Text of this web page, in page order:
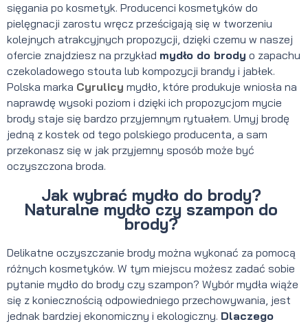
sięgania po kosmetyk. Producenci kosmetyków do
pielęgnacji zarostu wręcz prześcigają się w tworzeniu
kolejnych atrakcyjnych propozycji, dzięki czemu w naszej
ofercie znajdziesz na przykład mydło do brody o zapachu
czekoladowego stouta lub kompozycji brandy i jabłek.
Polska marka Cyrulicy mydło, które produkuje wniosła na
naprawdę wysoki poziom i dzięki ich propozycjom mycie
brody staje się bardzo przyjemnym rytuałem. Umyj brodę
jedną z kostek od tego polskiego producenta, a sam
przekonasz się w jak przyjemny sposób może być
oczyszczona broda.
Jak wybrać mydło do brody?
Naturalne mydło czy szampon do
brody?
Delikatne oczyszczanie brody można wykonać za pomocą
różnych kosmetyków. W tym miejscu możesz zadać sobie
pytanie mydło do brody czy szampon? Wybór mydła wiąże
się z koniecznością odpowiedniego przechowywania, jest
jednak bardziej ekonomiczny i ekologiczny. Dlaczego